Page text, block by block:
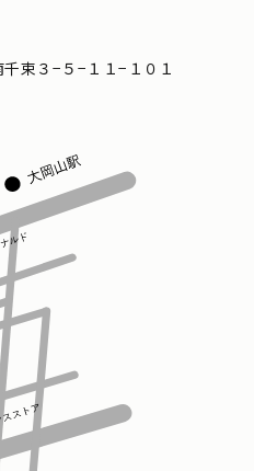
束３−５−１１−１０１